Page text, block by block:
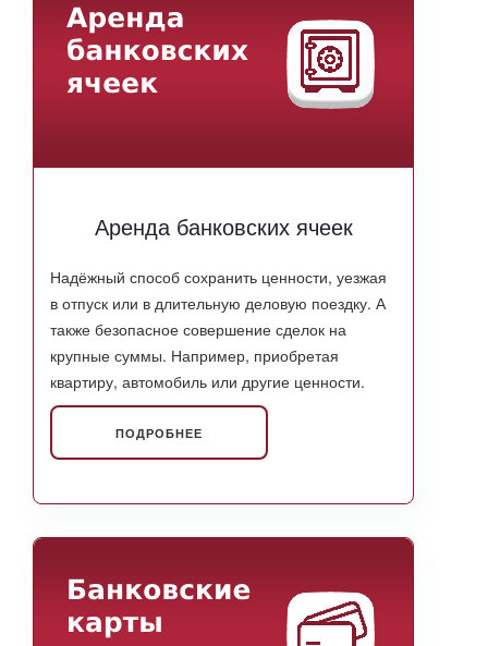
Аренда банковских ячеек
Надёжный способ сохранить ценности, уезжая
в отпуск или в длительную деловую поездку. А
также безопасное совершение сделок на
крупные суммы. Например, приобретая
квартиру, автомобиль или другие ценности.
ПОДРОБНЕЕ